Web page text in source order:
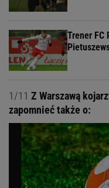
Trener FC
1/11 Z Warszawą
zapomnieć także o: